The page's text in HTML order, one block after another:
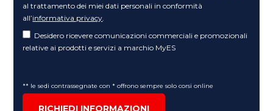
al trattamento dei miei dati personali in conformità
all’informativa privacy
Desidero ricevere comunicazioni commerciali e promozionali
relative ai prodotti e servizi a marchio MyES
** le sedi contrassegnate con * offrono sempre solo corsi online
RICHIEDI INFORMAZIONI